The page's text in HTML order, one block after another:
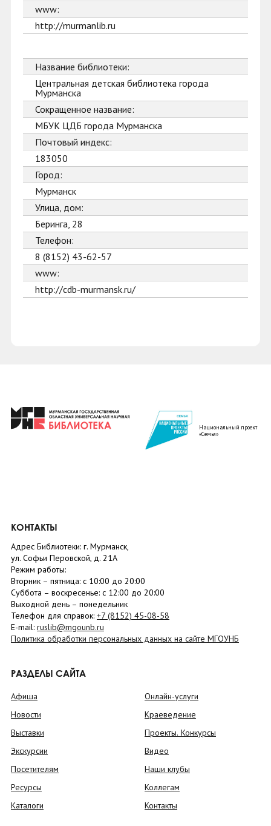
www:
http://murmanlib.ru
Название библиотеки:
Центральная детская библиотека города
Мурманска
Сокращенное название:
МБУК ЦДБ города Мурманска
Почтовый индекс:
183050
Город:
Мурманск
Улица, дом:
Беринга, 28
Телефон:
8 (8152) 43-62-57
www:
http://cdb-murmansk.ru/
Национальный проект
«Семья»
КОНТАКТЫ
Адрес Библиотеки: г. Мурманск,
ул. Софьи Перовской, д. 21А
Режим работы:
Вторник – пятница: с 10:00 до 20:00
Суббота – воскресенье: c 12:00 до 20:00
Выходной день – понедельник
Телефон для справок: +7 (8152) 45-08-58
E-mail: ruslib@mgounb.ru
Политика обработки персональных данных на сайте МГОУНБ
РАЗДЕЛЫ САЙТА
Афиша
Новости
Выставки
Экскурсии
Посетителям
Ресурсы
Каталоги
Онлайн-услуги
Краеведение
Проекты. Конкурсы
Видео
Наши клубы
Коллегам
Контакты